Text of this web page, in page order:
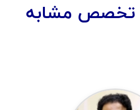
تخصص مشابه